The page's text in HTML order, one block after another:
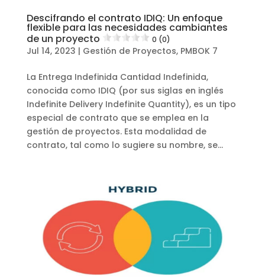
Descifrando el contrato IDIQ: Un enfoque
flexible para las necesidades cambiantes
de un proyecto
0 (0)
Jul 14, 2023 | Gestión de Proyectos, PMBOK 7
La Entrega Indefinida Cantidad Indefinida,
conocida como IDIQ (por sus siglas en inglés
Indefinite Delivery Indefinite Quantity), es un tipo
especial de contrato que se emplea en la
gestión de proyectos. Esta modalidad de
contrato, tal como lo sugiere su nombre, se...